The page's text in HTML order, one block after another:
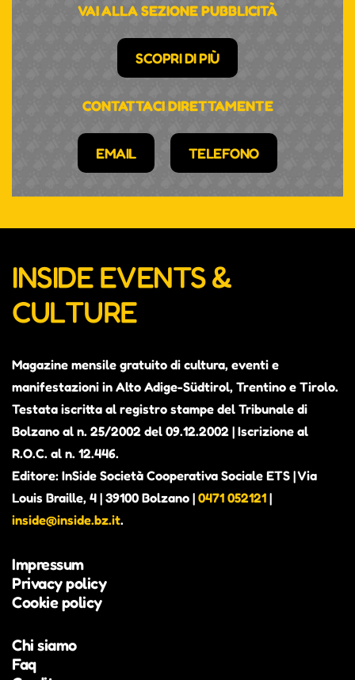
VAI ALLA SEZIONE PUBBLICITÀ
SCOPRI DI PIÙ
CONTATTACI DIRETTAMENTE
EMAIL TELEFONO
INSIDE EVENTS &
CULTURE
Magazine mensile gratuito di cultura, eventi e
manifestazioni in Alto Adige-Südtirol, Trentino e Tirolo.
Testata iscritta al registro stampe del Tribunale di
Bolzano al n. 25/2002 del 09.12.2002 | Iscrizione al
R.O.C. al n. 12.446.
Editore: InSide Società Cooperativa Sociale ETS | Via
Louis Braille, 4 | 39100 Bolzano | 0471 052121 |
inside@inside.bz.it.
Impressum
Privacy policy
Cookie policy
Chi siamo
Faq